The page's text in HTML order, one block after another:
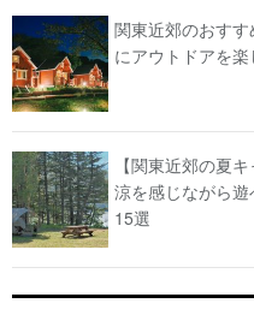
関東近郊のおす
にアウトドアを
【関東近郊の夏
涼を感じながら
15選